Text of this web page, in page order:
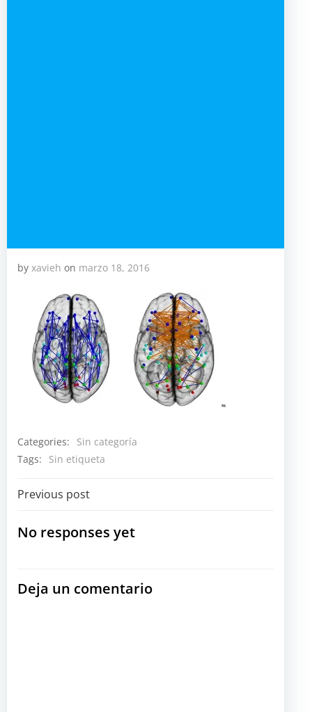
by xavieh on marzo 18, 2016
Categories:
Sin categoría
Tags:
Sin etiqueta
Navegación
por
entradas
Previous post
No responses yet
Deja un comentario